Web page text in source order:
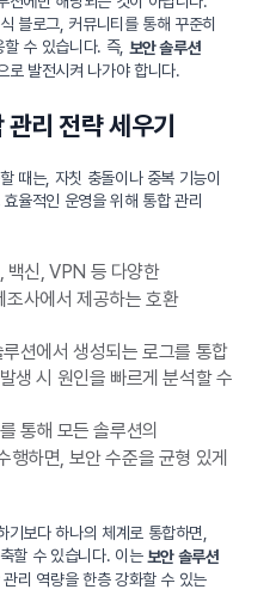
블로그, 커뮤니티를 통해 꾸준히
수 있습니다. 즉, 보안 솔루션
로 발전시켜 나가야 합니다.
리 전략 세우기
때는, 자칫 충돌이나 중복 기능이
율적인 운영을 위해 통합 관리
백신, VPN 등 다양한
사에서 제공하는 호환
션에서 생성되는 로그를 통합
생 시 원인을 빠르게 분석할 수
통해 모든 솔루션의
행하면, 보안 수준을 균형 있게
보다 하나의 체계로 통합하면,
할 수 있습니다. 이는보안 솔루션
리 역량을 한층 강화할 수 있는